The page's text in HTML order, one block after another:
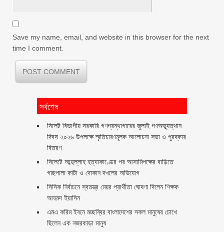
Save my name, email, and website in this browser for the next
time I comment.
সর্বশেষ
সিলেট বিভাগীয় সরকারি গণগ্রন্থাগারের জুলাই গণঅভ্যুত্থান
দিবস ২০২৬ উপলক্ষে স্মৃতিচারণমূলক আলোচনা সভা ও পুরষ্কার
বিতরণ ‎ ‎
সিলেটে আব্দুল্লাহ হত্যাকাণ্ডের পর আসামিপক্ষের বাড়িতে
গাছপালা কাটা ও দোকান দখলের অভিযোগ
সিসিক নির্বাচনে স্বতন্ত্র মেয়র প্রার্থীতা ঘোষণা দিলেন শিক্ষক
আহমদ ইয়াসিন
এমএ করিম ইবনে মচ্ছব্বির বাংলাদেশের সকল মানুষের চোখে
ছিলেন এক নজরকাড়া মানুষ ‎